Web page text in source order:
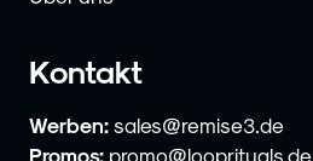
Kontakt
Werben: sales@remise3.de
Promos: promo@looprituals.de